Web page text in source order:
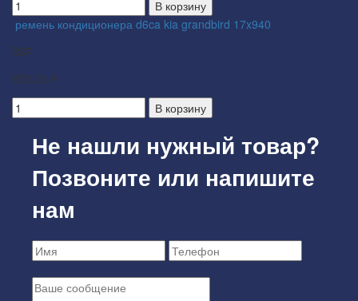
В корзину
ремень кондиционера d6ca kia grandbird 17x940
B37
850.00 ₽
В корзину
Не нашли нужный товар?
Позвоните или напишите
нам